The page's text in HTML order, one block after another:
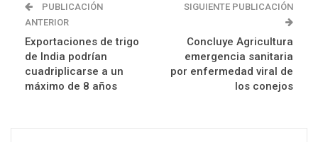
PUBLICACIÓN
ANTERIOR
Exportaciones de trigo
de India podrían
cuadriplicarse a un
máximo de 8 años
SIGUIENTE PUBLICACIÓN
Concluye Agricultura
emergencia sanitaria
por enfermedad viral de
los conejos